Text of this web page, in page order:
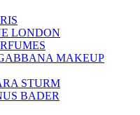
LONDON
MAKEUP
STURM
BADER